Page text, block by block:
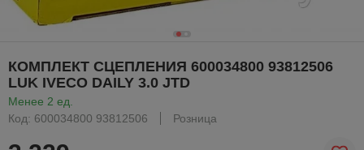
КОМПЛЕКТ СЦЕПЛЕНИЯ 600034800 93812506
LUK IVECO DAILY 3.0 JTD
Менее 2 ед.
Код: 600034800 93812506
Розница